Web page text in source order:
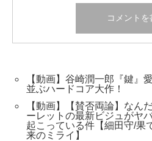
【動画】谷崎潤一郎『鍵』
並ぶハードコア大作！
【動画】【賛否両論】なん
ーレットの最新ビジュがヤ
起こっている件【細田守/果
来のミライ】